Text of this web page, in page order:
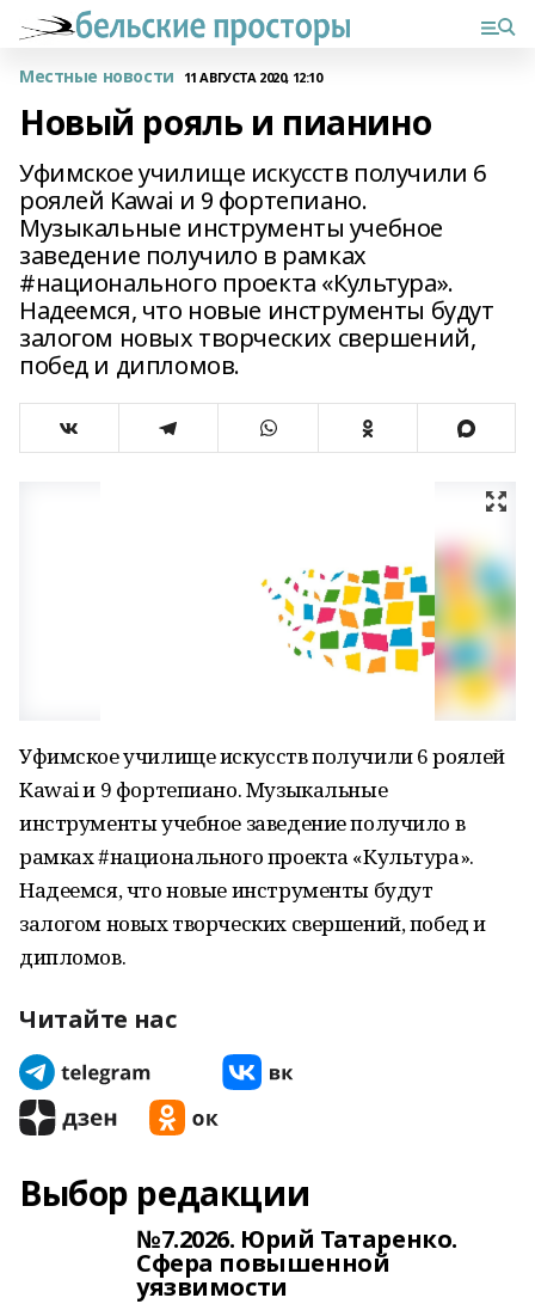
Местные новости 11 АВГУСТА 2020, 12:10
Новый рояль и пианино
Уфимское училище искусств получили 6
роялей Kawai и 9 фортепиано.
Музыкальные инструменты учебное
заведение получило в рамках
#национального проекта «Культура».
Надеемся, что новые инструменты будут
залогом новых творческих свершений,
побед и дипломов.
Уфимское училище искусств получили 6 роялей
Kawai и 9 фортепиано. Музыкальные
инструменты учебное заведение получило в
рамках #национального проекта «Культура».
Надеемся, что новые инструменты будут
залогом новых творческих свершений, побед и
дипломов.
Читайте нас
Выбор редакции
№7.2026. Юрий Татаренко.
Сфера повышенной
уязвимости